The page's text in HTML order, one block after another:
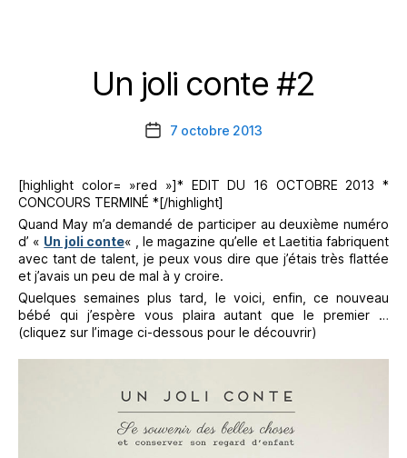
Catégories
Un joli conte #2
Date7 octobre 2013
[highlight color= »red »]* EDIT DU 16 OCTOBRE 2013 *
CONCOURS TERMINÉ *[/highlight]
Quand May m’a demandé de participer au deuxième numéro
d’ « Un joli conte« , le magazine qu’elle et Laetitia fabriquent
avec tant de talent, je peux vous dire que j’étais très flattée
et j’avais un peu de mal à y croire.
Quelques semaines plus tard, le voici, enfin, ce nouveau
bébé qui j’espère vous plaira autant que le premier …
(cliquez sur l’image ci-dessous pour le découvrir)